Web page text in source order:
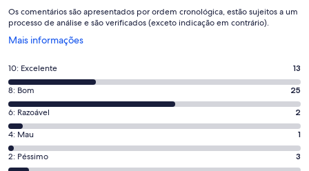
Os comentários são apresentados por ordem cronológica, estão sujeitos a um
processo de análise e são verificados (exceto indicação em contrário).
Mais informações
Abre
nova
janela
Pontuação
de
10,
o
que
significa
“Excelente”.
10: Excelente 13
Pontuação
de
8,
o
que
significa
8: Bom 25
Pontuação
de
6,
o
6: Razoável 2
Pontuação
de
4,
4: Mau 1
Pontuação
2: Péssimo 3